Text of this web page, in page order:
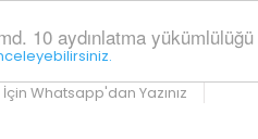
10 aydınlatma
Whatsapp'dan Yazınız